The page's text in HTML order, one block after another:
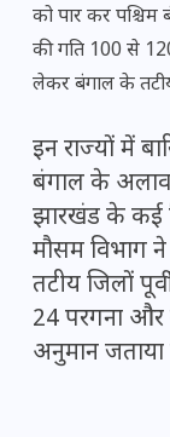
को पार कर
की गति 100 से
लेकर बंगाल के
इन राज्यों में
बंगाल के
झारखंड के कई
मौसम विभाग
तटीय जिलों
24 परगना और
अनुमान जताया